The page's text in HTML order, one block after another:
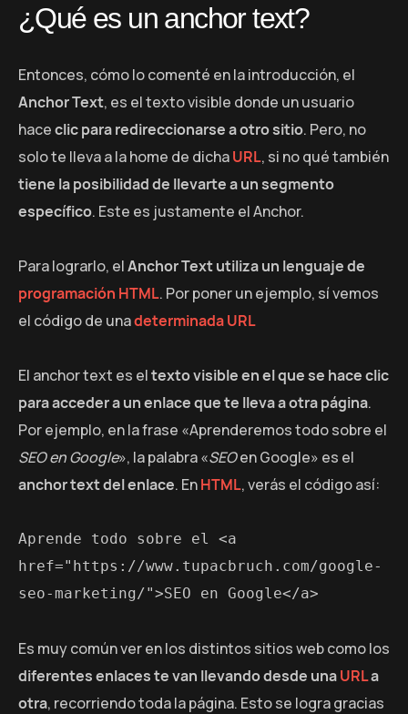
¿Qué es un anchor text?
Entonces, cómo lo comenté en la introducción, el
Anchor Text, es el texto visible donde un usuario
haceclic para redireccionarse a otro sitio. Pero, no
solo te lleva a la home de dichaURL, si no qué también
tiene la posibilidad de llevarte a un segmento
específico. Este es justamente el Anchor.
Para lograrlo, elAnchor Text utiliza un lenguaje de
programación HTML. Por poner un ejemplo, sí vemos
el código de unadeterminada URL
El anchor text es eltexto visible en el que se hace clic
para acceder a un enlace que te lleva a otra página.
Por ejemplo, en la frase «Aprenderemos todo sobre el
SEO en Google», la palabra «SEOen Google» es el
anchor text del enlace. EnHTML, verás el código así:
Aprende todo sobre el <a
href="https://www.tupacbruch.com/google-
seo-marketing/">SEO en Google</a>
Es muy común ver en los distintos sitios web como los
diferentes enlaces te van llevando desde unaURLa
otra, recorriendo toda la página. Esto se logra gracias